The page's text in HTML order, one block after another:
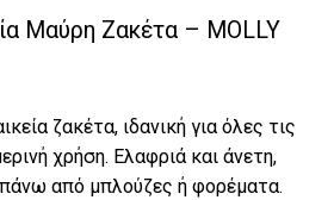
Μαύρη Ζακέτα – MOLLY
ζακέτα, ιδανική για όλες τις
χρήση. Ελαφριά και άνετη,
από μπλούζες ή φορέματα.